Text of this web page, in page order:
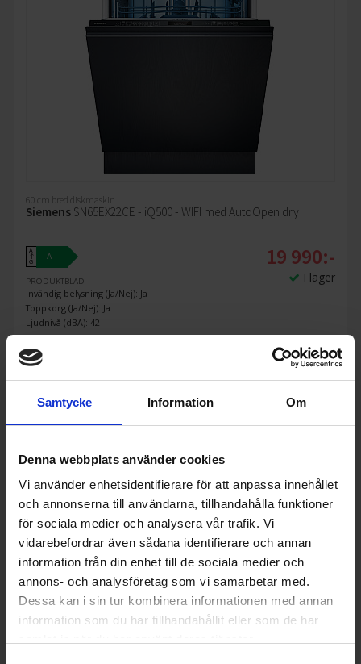
Samtycke Information Om
Denna webbplats använder cookies
Vi använder enhetsidentifierare för att anpassa innehållet
och annonserna till användarna, tillhandahålla funktioner
för sociala medier och analysera vår trafik. Vi
vidarebefordrar även sådana identifierare och annan
information från din enhet till de sociala medier och
annons- och analysföretag som vi samarbetar med.
Dessa kan i sin tur kombinera informationen med annan
information som du har tillhandahållit eller som de har
60 cm bred diskmaskin
Siemens SN65EX22CE - iQ500 - WIFI med AutoOpen dry
A
↑
G
A
PRODUKTBLAD
Invändig belysning (Ja/Nej): Ja
Toppkorg (Ja/Nej): Ja
Ljudnivå (dBA): 42
19 990:-
I lager